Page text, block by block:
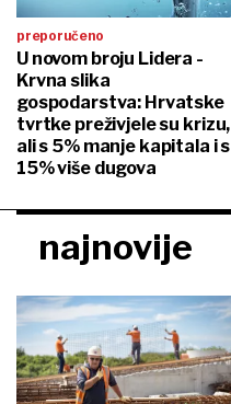
preporučeno
U novom broju Lidera -
Krvna slika
gospodarstva: Hrvatske
tvrtke preživjele su krizu,
ali s 5% manje kapitala i s
15% više dugova
najnovije